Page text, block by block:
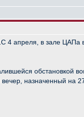
4 апреля, в зале ЦАПа
обстановкой
назначенный на